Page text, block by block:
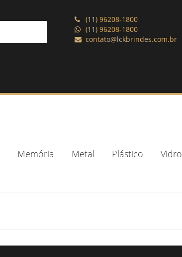
(11) 96208-1800
(11) 96208-1800
contato@lckbrindes.com.br
Memória Metal Plástico
Vidro